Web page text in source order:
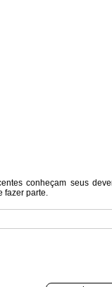
conheçam seus
parte.